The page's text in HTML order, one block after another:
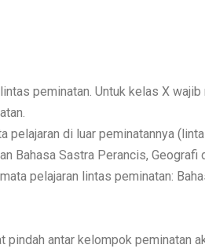
peminatan. Untuk kelas X
di luar peminatannya
Bahasa Sastra Perancis,
pelajaran lintas peminatan:
antar kelompok peminatan